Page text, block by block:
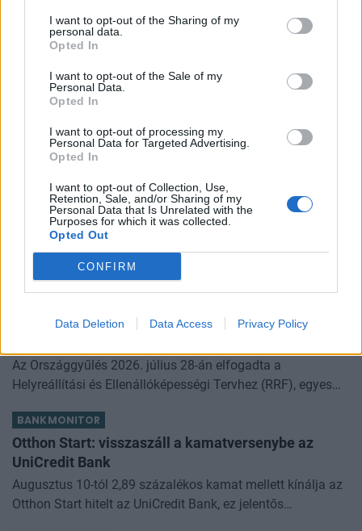
I want to opt-out of the Sharing of my
personal data.
Opted In
I want to opt-out of the Sale of my
Personal Data.
Opted In
I want to opt-out of processing my
Personal Data for Targeted Advertising.
Opted In
I want to opt-out of Collection, Use,
Retention, Sale, and/or Sharing of my
Personal Data that Is Unrelated with the
Purposes for which it was collected.
Opted Out
CONFIRM
Data Deletion Data Access Privacy Policy
GLOBÁL
Rendkívüli incidens a határon: drón robbant fel
a NATO területén egy gázvezeték közelében,
azonnal lépett a közeli tagállam
Vizsgálják a drón hátterét.
PORTFOLIO BLOGGER
2026-os nyári adóváltozások: fontos változások, de
Az Országgyűlés 2026. július 28-án elfogadta a
Helyreállítási és Ellenállóképességi Tervhez (RRF), egyes
kapcsolódó adóintézkedésekről, v
BANKMONITOR
Otthon Start: visszaszáll a kamatversenybe az
UniCredit Bank
Augusztus 10-tól 2,89 százalékos kamat mellett kínálja az
Otthon Start hitelt az UniCredit Bank, ez jelentős